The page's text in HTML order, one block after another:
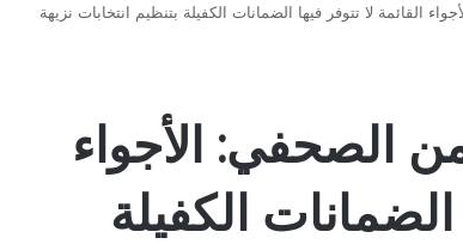
القائمة لا تتوفر فيها الضمانات الكفيلة بتنظيم انتخابات نزيهة
الصحفي: الأجواء
الضمانات الكفيلة